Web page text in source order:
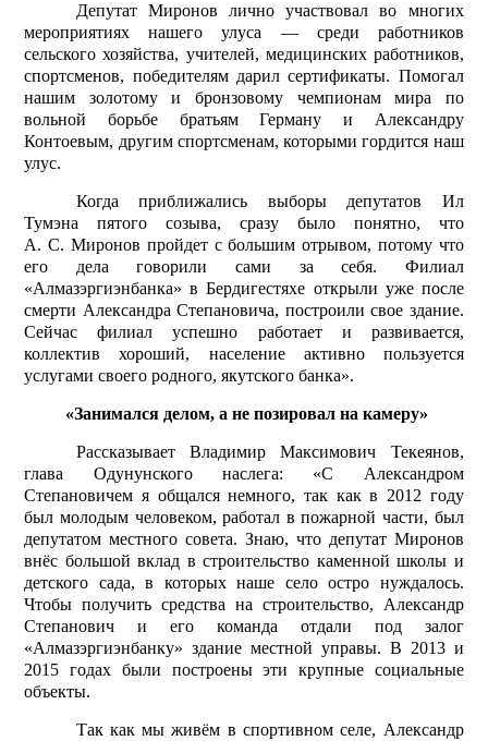
Депутат Миронов лично участвовал во многих
мероприятиях нашего улуса — среди работников
сельского хозяйства, учителей, медицинских работников,
спортсменов, победителям дарил сертификаты. Помогал
нашим золотому и бронзовому чемпионам мира по
вольной борьбе братьям Герману и Александру
Контоевым, другим спортсменам, которыми гордится наш
улус.
Когда приближались выборы депутатов Ил
Тумэна пятого созыва, сразу было понятно, что
А. С. Миронов пройдет с большим отрывом, потому что
его дела говорили сами за себя. Филиал
«Алмазэргиэнбанка» в Бердигестяхе открыли уже после
смерти Александра Степановича, построили свое здание.
Сейчас филиал успешно работает и развивается,
коллектив хороший, население активно пользуется
услугами своего родного, якутского банка».
«Занимался делом, а не позировал на камеру»
Рассказывает Владимир Максимович Текеянов,
глава Одунунского наслега: «С Александром
Степановичем я общался немного, так как в 2012 году
был молодым человеком, работал в пожарной части, был
депутатом местного совета. Знаю, что депутат Миронов
внёс большой вклад в строительство каменной школы и
детского сада, в которых наше село остро нуждалось.
Чтобы получить средства на строительство, Александр
Степанович и его команда отдали под залог
«Алмазэргиэнбанку» здание местной управы. В 2013 и
2015 годах были построены эти крупные социальные
объекты.
Так как мы живём в спортивном селе, Александр